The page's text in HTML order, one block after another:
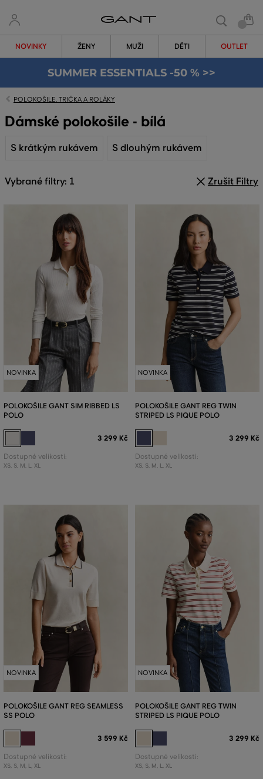
NOVINKY ŽENY MUŽI DĚTI OUTLET
SUMMER ESSENTIALS -50 % >>
POLOKOŠILE, TRIČKA A ROLÁKY
Dámské polokošile - bílá
S krátkým rukávem S dlouhým rukávem
Vybrané filtry: 1 Zrušit Filtry
NOVINKA
POLOKOŠILE GANT SIM RIBBED LS
POLO
3 299 Kč
Dostupné velikosti:
XS, S, M, L, XL
NOVINKA
POLOKOŠILE GANT REG TWIN
STRIPED LS PIQUE POLO
3 299 Kč
Dostupné velikosti:
XS, S, M, L, XL
NOVINKA
POLOKOŠILE GANT REG SEAMLESS
SS POLO
3 599 Kč
Dostupné velikosti:
XS, S, M, L, XL
NOVINKA
POLOKOŠILE GANT REG TWIN
STRIPED LS PIQUE POLO
3 299 Kč
Dostupné velikosti:
XS, S, M, L, XL